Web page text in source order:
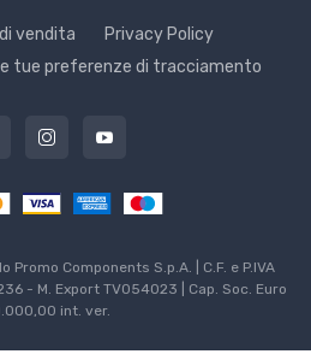
vendita
Privacy Policy
tue preferenze di tracciamento
Components S.p.A. | C.F. e P.IVA
- M. Export TV054023 | Cap. Soc. Euro
int. ver.